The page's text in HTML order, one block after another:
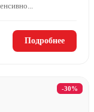
Подробнее
-30%